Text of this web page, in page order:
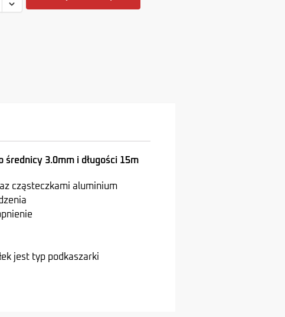
średnicy 3.0mm i długości 15m
cząsteczkami aluminium
jest typ podkaszarki